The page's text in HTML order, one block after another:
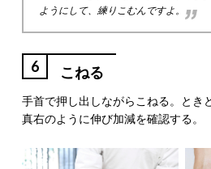
ようにして、練りこむんですよ。
6 こねる
手首で押し出しながらこねる。とき
真右のように伸び加減を確認する。